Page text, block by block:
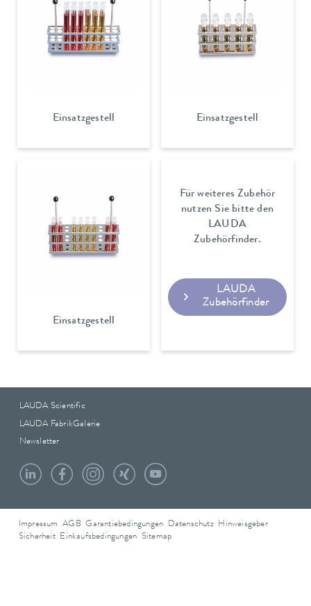
Einsatzgestell Einsatzgestell
Einsatzgestell
Für weiteres Zubehör
nutzen Sie bitte den
LAUDA
Zubehörfinder.
LAUDA
Zubehörfinder
LAUDA Scientific
LAUDA FabrikGalerie
Newsletter
Impressum AGB Garantiebedingungen Datenschutz Hinweisgeber
Sicherheit Einkaufsbedingungen Sitemap